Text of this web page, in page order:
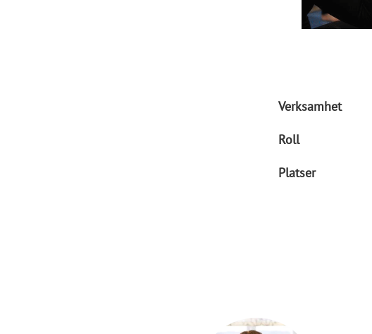
Verksamhet
Roll
Platser